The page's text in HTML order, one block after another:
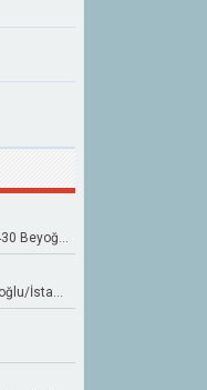
Çatma Mescid Mah. Arıkan Sok. No:5 34430 Beyoğlu
Camii Kebir Mah. Bahriye Cad. No:43 Beyoğlu/İstanbul